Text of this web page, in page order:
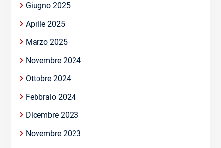
Giugno 2025
Aprile 2025
Marzo 2025
Novembre 2024
Ottobre 2024
Febbraio 2024
Dicembre 2023
Novembre 2023